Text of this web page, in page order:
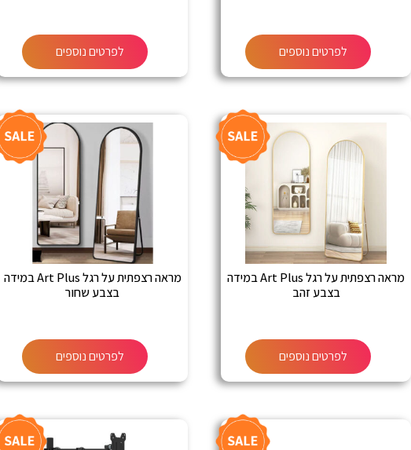
לפרטים נוספים לפרטים נוספים
מראה רצפתית על רגל Art Plus במידה
בצבע זהב
לפרטים נוספים
מראה רצפתית על רגל Art Plus במידה
בצבע שחור
לפרטים נוספים